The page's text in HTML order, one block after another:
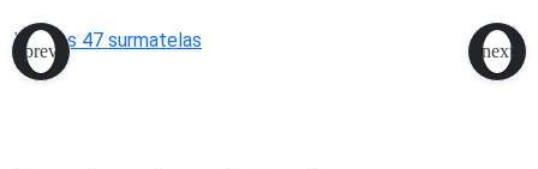
Voir les 47 surmatelas